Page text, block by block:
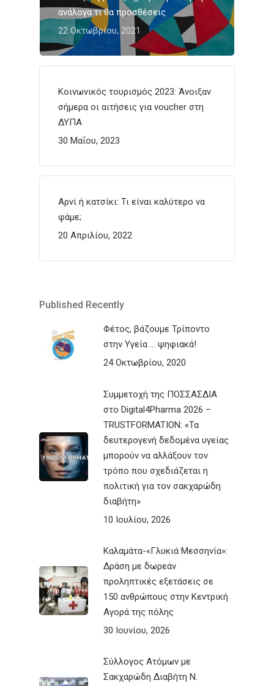
ανάλογα τι θα προσθέσεις
22 Οκτωβρίου, 2021
Κοινωνικός τουρισμός 2023: Άνοιξαν
σήμερα οι αιτήσεις για voucher στη
ΔΥΠΑ
30 Μαΐου, 2023
Αρνί ή κατσίκι: Τι είναι καλύτερο να
φάμε;
20 Απριλίου, 2022
Published Recently
Φέτος, βάζουμε Τρίποντο
στην Υγεία … ψηφιακά!
24 Οκτωβρίου, 2020
Συμμετοχή της ΠΟΣΣΑΣΔΙΑ
στο Digital4Pharma 2026 –
TRUSTFORMATION: «Τα
δευτερογενή δεδομένα υγείας
μπορούν να αλλάξουν τον
τρόπο που σχεδιάζεται η
πολιτική για τον σακχαρώδη
διαβήτη»
10 Ιουλίου, 2026
Καλαμάτα-«Γλυκιά Μεσσηνία»:
Δράση με δωρεάν
προληπτικές εξετάσεις σε
150 ανθρώπους στην Κεντρική
Αγορά της πόλης
30 Ιουνίου, 2026
Σύλλογος Ατόμων με
Σακχαρώδη Διαβήτη Ν.